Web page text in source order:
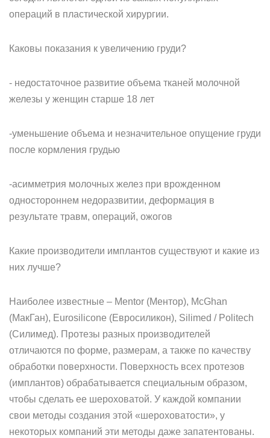
операций в пластической хирургии.
Каковы показания к увеличению груди?
- недостаточное развитие объема тканей молочной
железы у женщин старше 18 лет
-уменьшение объема и незначительное опущение груди
после кормления грудью
-асимметрия молочных желез при врожденном
одностороннем недоразвитии, деформация в
результате травм, операций, ожогов
Какие производители имплантов существуют и какие из
них лучше?
Наиболее известные – Mentor (Ментор), McGhan
(МакГан), Eurosilicone (Евросиликон), Silimed / Politech
(Силимед). Протезы разных производителей
отличаются по форме, размерам, а также по качеству
обработки поверхности. Поверхность всех протезов
(имплантов) обрабатывается специальным образом,
чтобы сделать ее шероховатой. У каждой компании
свои методы создания этой «шероховатости», у
некоторых компаний эти методы даже запатентованы.